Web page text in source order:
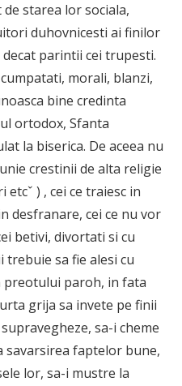
starea lor sociala,
duhovnicesti ai finilor
parintii cei trupesti.
morali, blanzi,
bine credinta
ortodox, Sfanta
la biserica. De aceea nu
crestinii de alta religie
) , cei ce traiesc in
desfranare, cei ce nu vor
betivi, divortati si cu
trebuie sa fie alesi cu
preotului paroh, in fata
grija sa invete pe finii
sa-i cheme
savarsirea faptelor bune,
lor, sa-i mustre la